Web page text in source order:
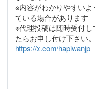
※内容がわかりやすい
ている場合があります
※代理投稿は随時受付
https://x.com/hapiwanjp